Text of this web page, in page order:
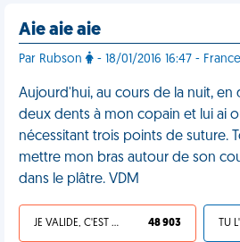
Aie aie aie
Par Rubson - 18/01/2016 16:47 -
Aujourd'hui, au cours de la nuit, en
deux dents à mon copain et lui ai
nécessitant trois points de suture.
mettre mon bras autour de son
dans le plâtre. VDM
JE VALIDE, C'EST UNE VDM 48 903